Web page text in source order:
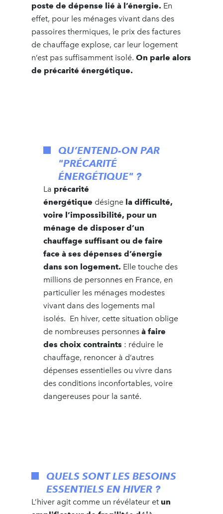
poste de dépense lié à l’énergie. En
effet, pour les ménages vivant dans des
passoires thermiques, le prix des factures
de chauffage explose, car leur logement
n’est pas suffisamment isolé. On parle alors
de précarité énergétique.
QU’ENTEND-ON PAR
"PRÉCARITÉ
ÉNERGÉTIQUE" ?
La précarité
énergétique désigne la difficulté,
voire l’impossibilité, pour un
ménage de disposer d’un
chauffage suffisant ou de faire
face à ses dépenses d’énergie
dans son logement. Elle touche des
millions de personnes en France, en
particulier les ménages modestes
vivant dans des logements mal
isolés. En hiver, cette situation oblige
de nombreuses personnes à faire
des choix contraints : réduire le
chauffage, renoncer à d’autres
dépenses essentielles ou vivre dans
des conditions inconfortables, voire
dangereuses pour la santé.
QUELS SONT LES BESOINS
ESSENTIELS EN HIVER ?
L’hiver agit comme un révélateur et un